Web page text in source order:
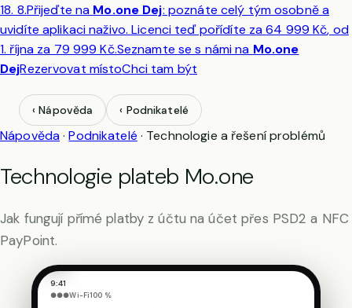
18. 8.Přijeďte na Mo.one Dej: poznáte celý tým osobně a
uvidíte aplikaci naživo. Licenci teď pořídíte za64 999 Kč, od
1. října za 79 999 Kč.Seznamte se s námi na Mo.one
DejRezervovat místoChci tam být
‹ Nápověda ‹ Podnikatelé
Nápověda·Podnikatelé · Technologie a řešení problémů
Technologie plateb Mo.one
Jak fungují přímé platby z účtu na účet přes PSD2 a NFC
PayPoint.
9:41
●●●Wi-Fi100 %
Cesta
platby
Přiložení
→
potvrzení
v
bance
obchodníkovi.